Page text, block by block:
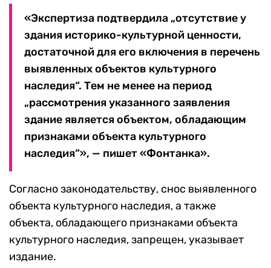
«Экспертиза подтвердила „отсутствие у
здания историко-культурной ценности,
достаточной для его включения в перечень
выявленных объектов культурного
наследия“. Тем не менее на период
„рассмотрения указанного заявления
здание является объектом, обладающим
признаками объекта культурного
наследия“», — пишет «Фонтанка».
Согласно законодательству, снос выявленного
объекта культурного наследия, а также
объекта, обладающего признаками объекта
культурного наследия, запрещен, указывает
издание.